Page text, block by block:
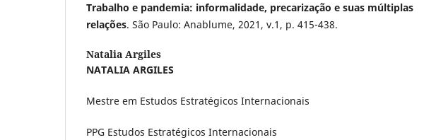
Trabalho e pandemia: informalidade, precarização e suas múltiplas
relações. São Paulo: Anablume, 2021, v.1, p. 415-438.
Natalia Argiles
NATALIA ARGILES
Mestre em Estudos Estratégicos Internacionais
PPG Estudos Estratégicos Internacionais